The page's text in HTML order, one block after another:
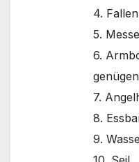
4.
5.
6.
7.
8.
9.